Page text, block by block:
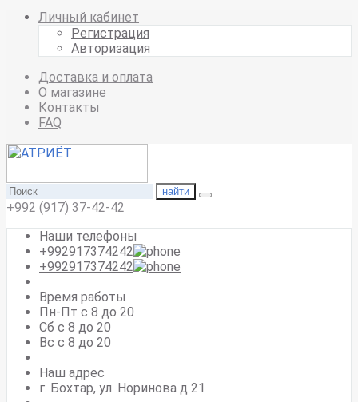
Личный кабинет
Регистрация
Авторизация
Доставка и оплата
О магазине
Контакты
FAQ
найти
+992 (917) 37-42-42
Наши телефоны
+992917374242
+992917374242
Время работы
Пн-Пт с 8 до 20
Сб с 8 до 20
Вс c 8 до 20
Наш адрес
г. Бохтар, ул. Норинова д 21